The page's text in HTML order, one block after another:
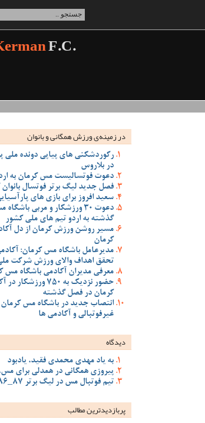
F.C.
در زمینه‌ی ورزش همگانی و بانوان
رکوردشکنی های پیاپی دونده
در بلاروس
دعوت فوتسالیست مس کرمان به
فصل جدید لیگ برتر فوتسال بانوان
سعید افروز برای بازی های
دعوت 30 ورزشکار و مربی
گذشته به اردو تیم های ملی کشور
مسیر روشن ورزش کرمان از دل
کرمان
مدیرعامل باشگاه مس کرمان:
تحقق اهداف والای ورزش شرکت
معرفی مدیران آکادمی باشگاه
حضور نزدیک به 750
کرمان در فصل گذشته
انتصاب جدید در باشگاه مس
غیرفوتبالی و آکادمی‌ ها
دیدگاه
به یاد مهدی محمدی فقید، یادبود
پیروزی همگانی در همدلی برای
تیم فوتبال مس در لیگ برتر 87_1386، با خاطرات مس
پربازدیدترین‌ مطالب